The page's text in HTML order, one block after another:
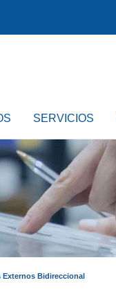
SERVICIOS
Externos Bidireccional